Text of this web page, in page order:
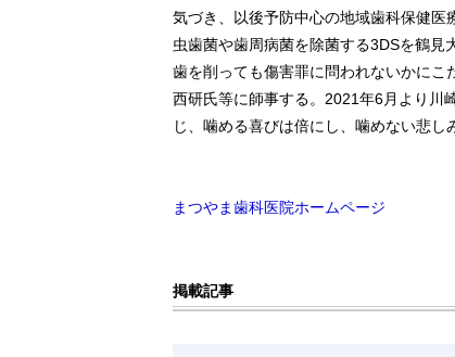
気づき、以後予防中心の地域歯科保健医
虫歯菌や歯周病菌を除菌する3DSを鶴見
歯を削っても傷害罪に問われないかにこ
西研氏等に師事する。2021年6月より川
じ、噛める喜びは倍にし、噛めない悲し
まつやま歯科医院ホームページ
掲載記事